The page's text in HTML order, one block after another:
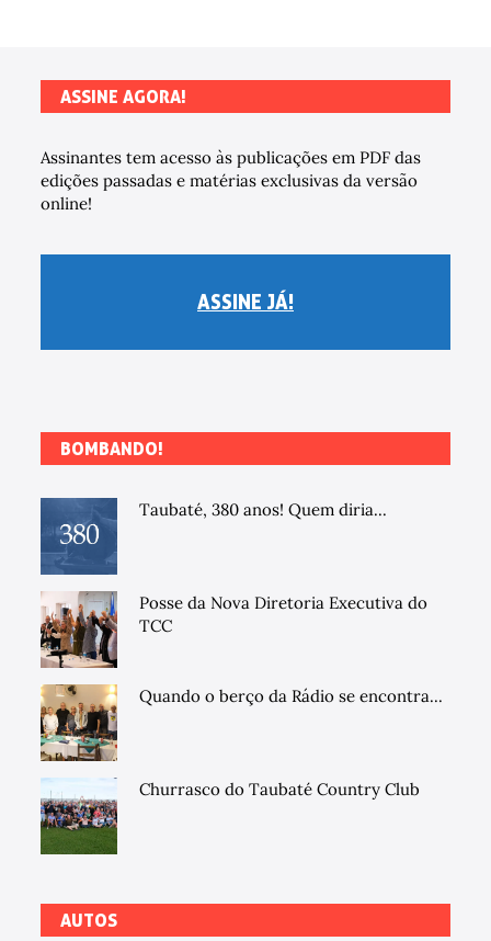
ASSINE AGORA!
Assinantes tem acesso às publicações em PDF das
edições passadas e matérias exclusivas da versão
online!
ASSINE JÁ!
BOMBANDO!
Taubaté, 380 anos! Quem diria...
Posse da Nova Diretoria Executiva do
TCC
Quando o berço da Rádio se encontra...
Churrasco do Taubaté Country Club
AUTOS